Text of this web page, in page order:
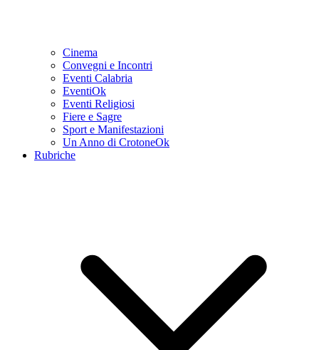
Cinema
Convegni e Incontri
Eventi Calabria
EventiOk
Eventi Religiosi
Fiere e Sagre
Sport e Manifestazioni
Un Anno di CrotoneOk
Rubriche